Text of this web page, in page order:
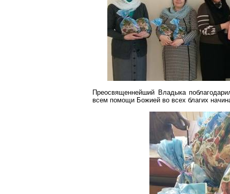
Преосвященнейший Владыка
всем помощи Божией во всех благих